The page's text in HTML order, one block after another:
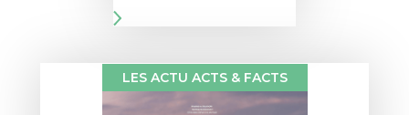
LES ACTU ACTS & FACTS